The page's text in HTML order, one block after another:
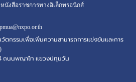
นังสือราชการทางอิเล็กทรอนิกส์
pmua@nxpo.or.th
ตกรรมเพื่อเพิ่มความสามารถการแข่งขันและการ
ถนนพญาไท แขวงปทุมวัน